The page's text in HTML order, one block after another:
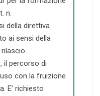
n.
della direttiva
ai sensi della
rilascio
il percorso di
con la fruizione
E’ richiesto